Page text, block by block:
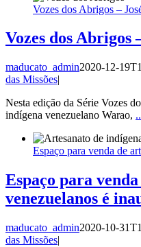
Vozes dos Abrigos –
Vozes dos Abrigos
maducato_admin2020-12-
das Missões|
Nesta edição da Série Vozes
indígena venezuelano Warao,
Espaço para venda de
Espaço para
venezuelanos é
maducato_admin2020-10-
das Missões|